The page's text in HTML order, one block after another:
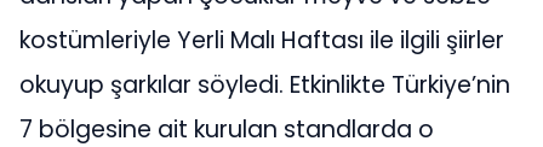
kostümleriyle Yerli Malı Haftası ile ilgili şiirler
okuyup şarkılar söyledi. Etkinlikte Türkiye’nin
7 bölgesine ait kurulan standlarda o